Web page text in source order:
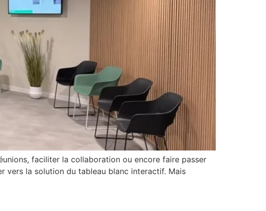
faciliter la collaboration ou encore faire passer
vers la solution du tableau blanc interactif. Mais